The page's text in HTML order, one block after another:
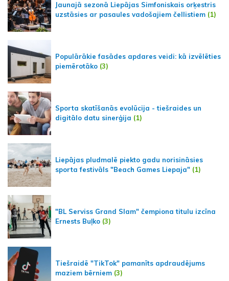
Jaunajā sezonā Liepājas Simfoniskais orķestris
uzstāsies ar pasaules vadošajiem čellistiem (1)
Populārākie fasādes apdares veidi: kā izvēlēties
piemērotāko (3)
Sporta skatīšanās evolūcija - tiešraides un
digitālo datu sinerģija (1)
Liepājas pludmalē piekto gadu norisināsies
sporta festivāls "Beach Games Liepaja" (1)
"BL Serviss Grand Slam" čempiona titulu izcīna
Ernests Buļko (3)
Tiešraidē "TikTok" pamanīts apdraudējums
maziem bērniem (3)